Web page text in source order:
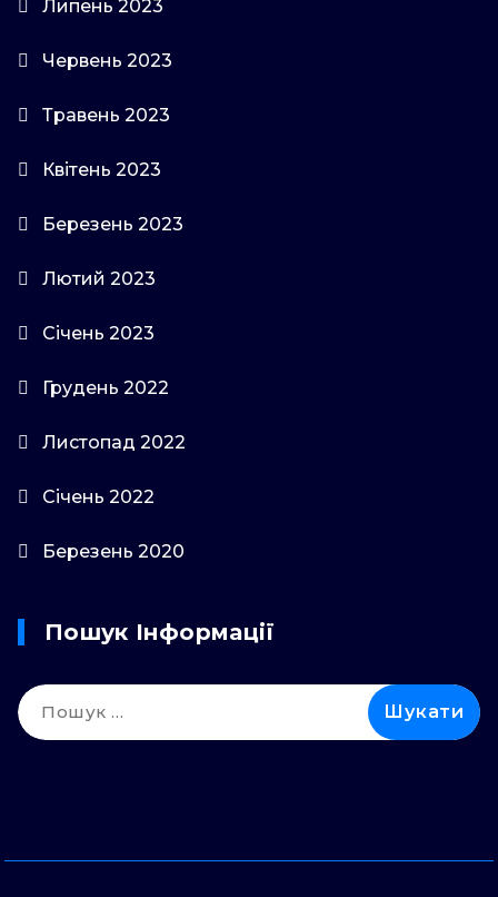
Липень 2023
Червень 2023
Травень 2023
Квітень 2023
Березень 2023
Лютий 2023
Січень 2023
Грудень 2022
Листопад 2022
Січень 2022
Березень 2020
Пошук Інформації
Пошук: